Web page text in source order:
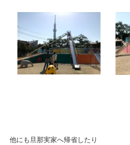
他にも旦那実家へ帰省したり